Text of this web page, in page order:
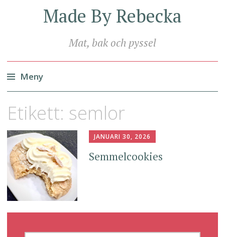
Made By Rebecka
Mat, bak och pyssel
Meny
till
Etikett: semlor
JANUARI 30, 2026
Semmelcookies